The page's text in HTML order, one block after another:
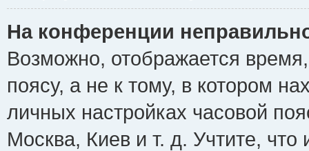
На конференции
Возможно, отображается
поясу, а не к тому, в котором
личных настройках часовой
Москва, Киев и т. д. Учтите, что